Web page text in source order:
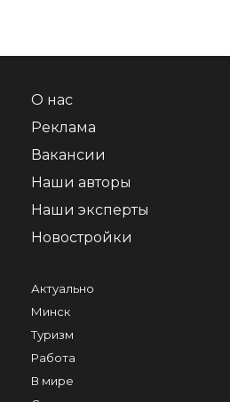
О нас
Реклама
Вакансии
Наши авторы
Наши эксперты
Новостройки
Актуально
Минск
Туризм
Работа
В мире